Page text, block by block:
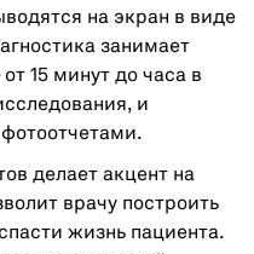
на экран в виде
занимает
15 минут до часа в
и
делает акцент на
врачу построить
жизнь пациента.